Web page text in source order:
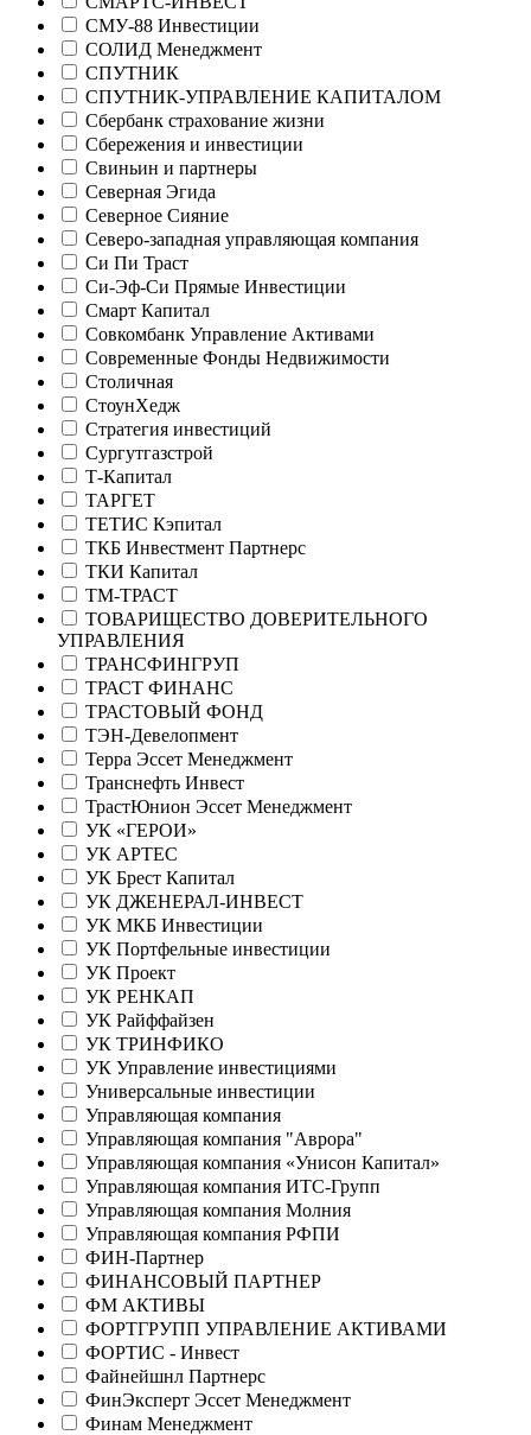
СМУ-88 Инвестиции
СОЛИД Менеджмент
СПУТНИК
СПУТНИК-УПРАВЛЕНИЕ КАПИТАЛОМ
Сбербанк страхование жизни
Сбережения и инвестиции
Свиньин и партнеры
Северная Эгида
Северное Сияние
Северо-западная управляющая компания
Си Пи Траст
Си-Эф-Си Прямые Инвестиции
Смарт Капитал
Совкомбанк Управление Активами
Современные Фонды Недвижимости
Столичная
СтоунХедж
Стратегия инвестиций
Сургутгазстрой
Т-Капитал
ТАРГЕТ
ТЕТИС Кэпитал
ТКБ Инвестмент Партнерс
ТКИ Капитал
ТМ-ТРАСТ
ТОВАРИЩЕСТВО ДОВЕРИТЕЛЬНОГО
УПРАВЛЕНИЯ
ТРАНСФИНГРУП
ТРАСТ ФИНАНС
ТРАСТОВЫЙ ФОНД
ТЭН-Девелопмент
Терра Эссет Менеджмент
Транснефть Инвест
ТрастЮнион Эссет Менеджмент
УК «ГЕРОИ»
УК АРТЕС
УК Брест Капитал
УК ДЖЕНЕРАЛ-ИНВЕСТ
УК МКБ Инвестиции
УК Портфельные инвестиции
УК Проект
УК РЕНКАП
УК Райффайзен
УК ТРИНФИКО
УК Управление инвестициями
Универсальные инвестиции
Управляющая компания
Управляющая компания "Аврора"
Управляющая компания «Унисон Капитал»
Управляющая компания ИТС-Групп
Управляющая компания Молния
Управляющая компания РФПИ
ФИН-Партнер
ФИНАНСОВЫЙ ПАРТНЕР
ФМ АКТИВЫ
ФОРТГРУПП УПРАВЛЕНИЕ АКТИВАМИ
ФОРТИС - Инвест
Файнейшнл Партнерс
ФинЭксперт Эссет Менеджмент
Финам Менеджмент